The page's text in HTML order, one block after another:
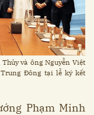
và ông Nguyễn Việt
Đông tại lễ ký kết
Phạm Minh